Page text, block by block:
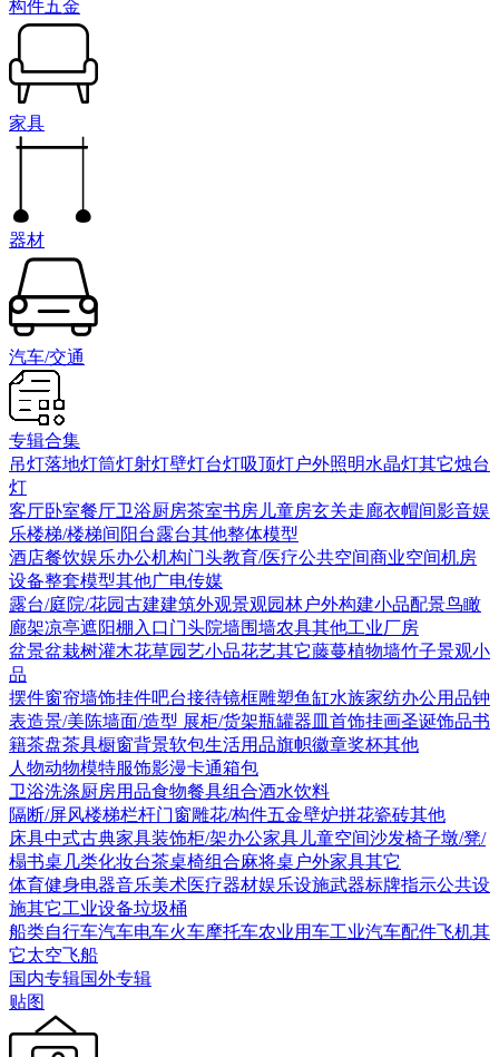
构件五金
家具
器材
汽车/交通
专辑合集
吊灯落地灯筒灯射灯壁灯台灯吸顶灯户外照明水晶灯其它烛台
灯
客厅卧室餐厅卫浴厨房茶室书房 儿童房玄关走廊衣帽间影音娱
乐楼梯/楼梯间 阳台露台其他整体模型
酒店餐饮娱乐办公机构门头教育/医疗公共空间商业空间机房
设备整套模型其他广电传媒
露台/庭院/花园古建建筑外观景观园林户外构建小品配景鸟瞰
廊架凉亭遮阳棚 入口门头院墙围墙农具其他工业厂房
盆景盆栽树灌木花草园艺小品花艺其它藤蔓植物墙竹子景观小
品
摆件窗帘墙饰挂件吧台接待镜框雕塑鱼缸水族家纺办公用品钟
表造景/美陈墙面/造型 展柜/货架瓶罐器皿 首饰挂画圣诞饰品书
籍茶盘茶具橱窗背景软包生活用品旗帜徽章奖杯其他
人物动物模特服饰影漫卡通箱包
卫浴洗涤厨房用品食物餐具组合酒水饮料
隔断/屏风楼梯栏杆门窗雕花/构件五金壁炉拼花瓷砖其他
床具中式古典家具装饰柜/架办公家具 儿童空间沙发椅子墩/凳/
榻书桌 几类化妆台茶桌椅组合麻将桌 户外家具其它
体育健身电器音乐美术医疗器材娱乐设施武器标牌指示公共设
施其它工业设备垃圾桶
船类自行车汽车电车火车摩托车农业用车工业汽车配件飞机其
它太空飞船
国内专辑国外专辑
贴图